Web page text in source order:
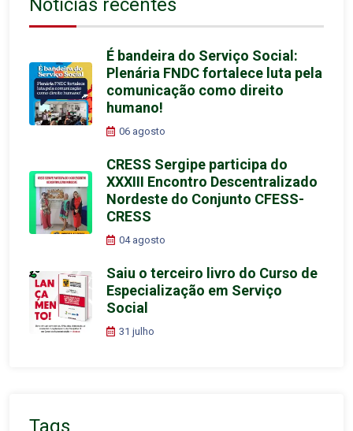
Notícias recentes
É bandeira do Serviço Social:
Plenária FNDC fortalece luta pela
comunicação como direito
humano!
06 agosto
CRESS Sergipe participa do
XXXIII Encontro Descentralizado
Nordeste do Conjunto CFESS-
CRESS
04 agosto
Saiu o terceiro livro do Curso de
Especialização em Serviço
Social
31 julho
Tags